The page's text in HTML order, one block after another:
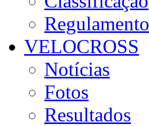
Regulamento
VELOCROSS
Notícias
Fotos
Resultados